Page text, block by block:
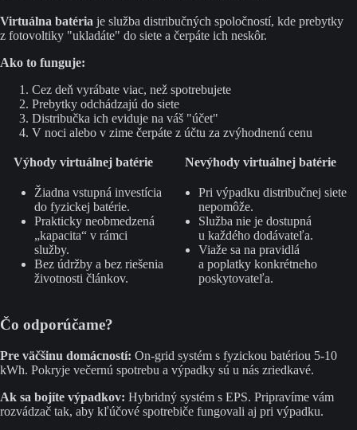
Virtuálna batéria je služba distribučných spoločností, kde prebytky
z fotovoltiky "ukladáte" do siete a čerpáte ich neskôr.
Ako to funguje:
Cez deň vyrábate viac, než spotrebujete
Prebytky odchádzajú do siete
Distribučka ich eviduje na váš "účet"
V noci alebo v zime čerpáte z účtu za zvýhodnenú cenu
Výhody virtuálnej batérie Nevýhody virtuálnej batérie
Žiadna vstupná investícia
do fyzickej batérie.
Prakticky neobmedzená
„kapacita“ v rámci
služby.
Bez údržby a bez riešenia
životnosti článkov.
Pri výpadku distribučnej siete
nepomôže.
Služba nie je dostupná
u každého dodávateľa.
Viaže sa na pravidlá
a poplatky konkrétneho
poskytovateľa.
Čo odporúčame?
Pre väčšinu domácností: On-grid systém s fyzickou batériou 5-10
kWh. Pokryje večernú spotrebu a výpadky sú u nás zriedkavé.
Ak sa bojíte výpadkov: Hybridný systém s EPS. Pripravíme vám
rozvádzač tak, aby kľúčové spotrebiče fungovali aj pri výpadku.